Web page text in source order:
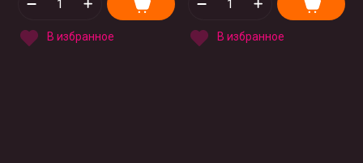
В избранное В избранное